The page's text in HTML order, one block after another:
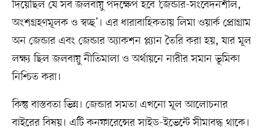
দিয়েছিল যে সব জলবায়ু পদক্ষেপ হবে ‘জেন্ডার-সংবেদনশীল,
অংশগ্রহণমূলক ও স্বচ্ছ’। এর ধারাবাহিকতায় লিমা ওয়ার্ক প্রোগ্রাম
অন জেন্ডার এবং জেন্ডার অ্যাকশন প্ল্যান তৈরি করা হয়, যার মূল
লক্ষ্য ছিল জলবায়ু নীতিমালা ও অর্থায়নে নারীর সমান ভূমিকা
নিশ্চিত করা।
কিন্তু বাস্তবতা ভিন্ন। জেন্ডার সমতা এখনো মূল আলোচনার
বাইরের বিষয়। এটি কনফারেন্সের সাইড-ইভেন্টে সীমাবদ্ধ থাকে।